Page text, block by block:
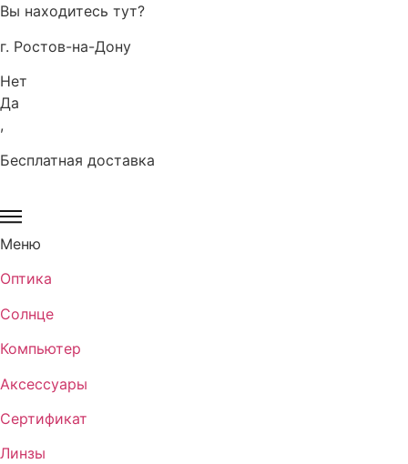
содержимому
Вы находитесь тут?
г. Ростов-на-Дону
Нет
Да
,
Бесплатная доставка
Меню
Оптика
Солнце
Компьютер
Аксессуары
Сертификат
Линзы